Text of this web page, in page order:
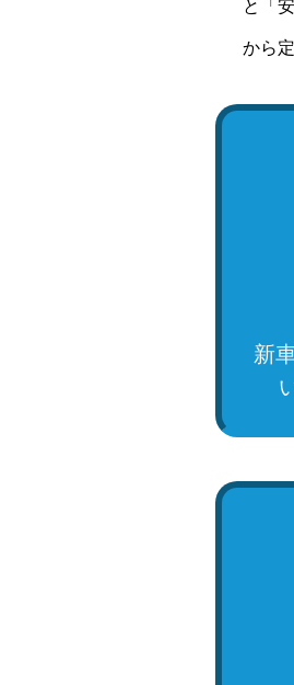
と「
から
新